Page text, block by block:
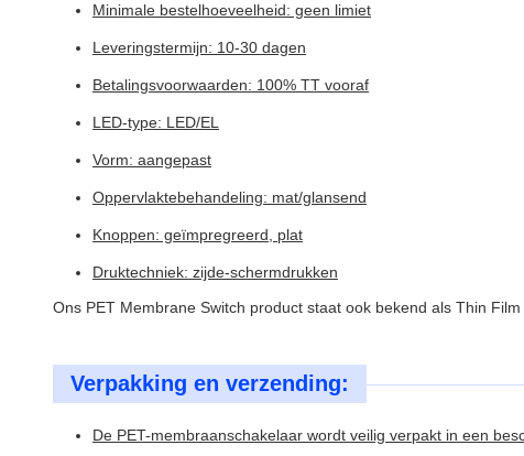
Minimale bestelhoeveelheid: geen limiet
Leveringstermijn: 10-30 dagen
Betalingsvoorwaarden: 100% TT vooraf
LED-type: LED/EL
Vorm: aangepast
Oppervlaktebehandeling: mat/glansend
Knoppen: geïmpregreerd, plat
Druktechniek: zijde-schermdrukken
Ons PET Membrane Switch product staat ook bekend als Thin
Verpakking en verzending:
De PET-membraanschakelaar wordt veilig verpakt in een